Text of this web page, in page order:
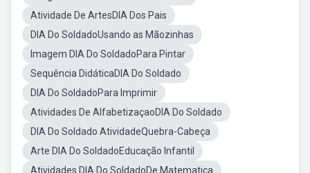
Atividade De ArtesDIA Dos Pais
DIA Do SoldadoUsando as Mãozinhas
Imagem DIA Do SoldadoPara Pintar
Sequência DidáticaDIA Do Soldado
DIA Do SoldadoPara Imprimir
Atividades De AlfabetizaçaoDIA Do Soldado
DIA Do Soldado AtividadeQuebra-Cabeça
Arte DIA Do SoldadoEducação Infantil
Atividades DIA Do SoldadoDe Matematica